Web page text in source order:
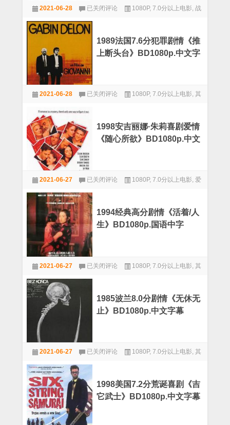
《茜
茜
公
主
2》
BD1080p.
中
文
字
幕
2021-06-28
意
大
利
8.1
争
剧
情
《罗
维
军》
BD1080p.
文
字
幕
已关闭评论 1080P, 7.0分以上电影 战
1989法国7.6分犯罪剧情《推
上断头台》BD1080p.中文字
2021-06-28
法
7.6
犯
情
《推
上
断
头
台》
BD1080p.
中
文
字
幕
已关闭评论 1080P, 7.0分以上电影, 其
1998安吉丽娜·朱莉喜剧爱情
《随心所欲》BD1080p.中文
2021-06-27
安
吉
丽
娜
·
朱
莉
喜
剧
爱
情
《随
BD1080p.
幕
已关闭评论 1080P, 7.0分以上电影, 爱
1994经典高分剧情《活着/人
生》BD1080p.国语中字
2021-06-27
经
典
生》
BD1080p.
国
中
字
已关闭评论 1080P, 7.0分以上电影 其
1985波兰8.0分剧情《无休无
止》BD1080p.中文字幕
2021-06-27
波
兰
分
剧
情
《无
休
已关闭评论 1080P, 7.0分以上电影 其
1998美国7.2分荒诞喜剧《吉
它武士》BD1080p.中文字幕